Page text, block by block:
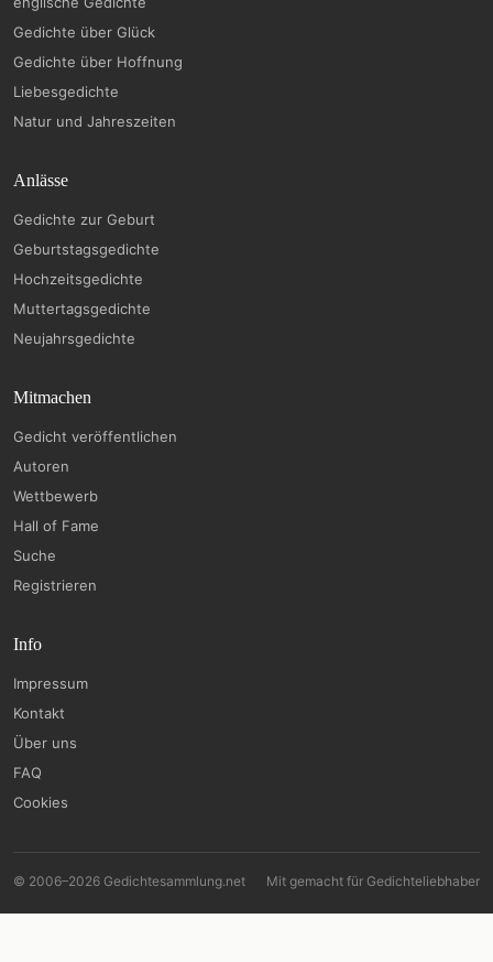
Gedichte über Glück
Gedichte über Hoffnung
Liebesgedichte
Natur und Jahreszeiten
Anlässe
Gedichte zur Geburt
Geburtstagsgedichte
Hochzeitsgedichte
Muttertagsgedichte
Neujahrsgedichte
Mitmachen
Gedicht veröffentlichen
Autoren
Wettbewerb
Hall of Fame
Suche
Registrieren
Info
Impressum
Kontakt
Über uns
FAQ
Cookies
© 2006–2026 Gedichtesammlung.net Mit gemacht für Gedichteliebhaber